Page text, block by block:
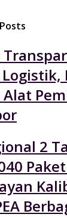
2